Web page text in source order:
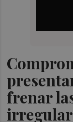
frenar